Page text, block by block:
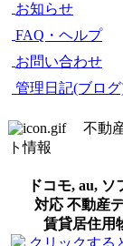
お知らせ
FAQ・ヘルプ
お問い合わせ
管理日記(ブロ
不動
ト情報
ドコモ, au, ソ
対応 不動産
賃貸居住用